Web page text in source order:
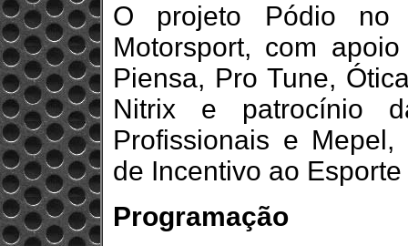
O projeto Pódio
Motorsport, com
Piensa, Pro Tune,
Nitrix e patrocínio
Profissionais e
de Incentivo ao
Programação